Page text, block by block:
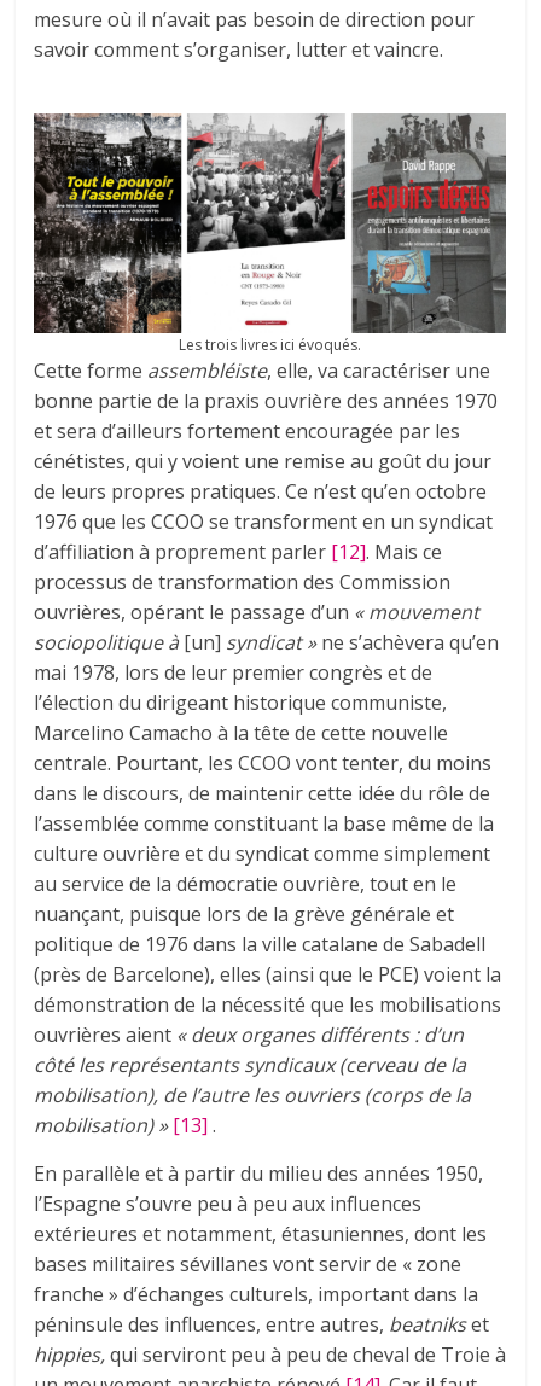
mesure où il n’avait pas besoin de direction pour
savoir comment s’organiser, lutter et vaincre.
Les trois livres ici évoqués.
Cette forme assembléiste, elle, va caractériser une
bonne partie de la praxis ouvrière des années 1970
et sera d’ailleurs fortement encouragée par les
cénétistes, qui y voient une remise au goût du jour
de leurs propres pratiques. Ce n’est qu’en octobre
1976 que les CCOO se transforment en un syndicat
d’affiliation à proprement parler [12]. Mais ce
processus de transformation des Commission
ouvrières, opérant le passage d’un « mouvement
sociopolitique à [un] syndicat »ne s’achèvera qu’en
mai 1978, lors de leur premier congrès et de
l’élection du dirigeant historique communiste,
Marcelino Camacho à la tête de cette nouvelle
centrale. Pourtant, les CCOO vont tenter, du moins
dans le discours, de maintenir cette idée du rôle de
l’assemblée comme constituant la base même de la
culture ouvrière et du syndicat comme simplement
au service de la démocratie ouvrière, tout en le
nuançant, puisque lors de la grève générale et
politique de 1976 dans la ville catalane de Sabadell
(près de Barcelone), elles (ainsi que le PCE) voient la
démonstration de la nécessité que les mobilisations
ouvrières aient « deux organes différents : d’un
côté les représentants syndicaux (cerveau de la
mobilisation), de l’autre les ouvriers (corps de la
mobilisation) » [13] .
En parallèle et à partir du milieu des années 1950,
l’Espagne s’ouvre peu à peu aux influences
extérieures et notamment, étasuniennes, dont les
bases militaires sévillanes vont servir de « zone
franche » d’échanges culturels, important dans la
péninsule des influences, entre autres, beatnikset
hippies,qui serviront peu à peu de cheval de Troie à